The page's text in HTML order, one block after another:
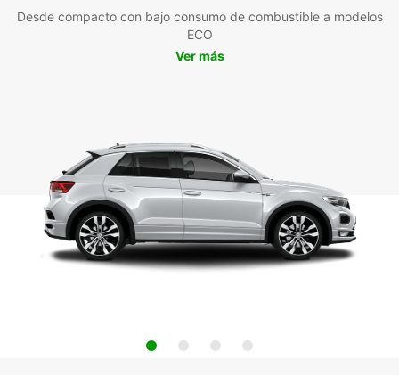
Desde compacto con bajo consumo de combustible a modelos
ECO
Ver más